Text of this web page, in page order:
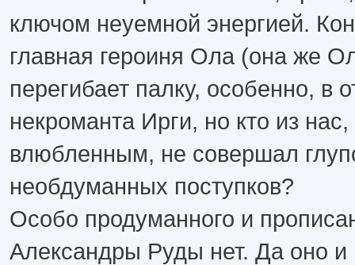
ключом неуемной энергией.
главная героиня Ола (она же
перегибает палку, особенно, в
некроманта Ирги, но кто из
влюбленным, не совершал
необдуманных поступков?
Особо продуманного и
Александры Руды нет. Да оно и